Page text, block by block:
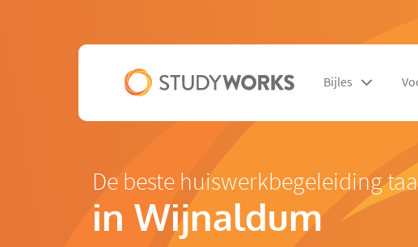
Bijles
De beste huiswerkbegeleiding
in Wijnaldum